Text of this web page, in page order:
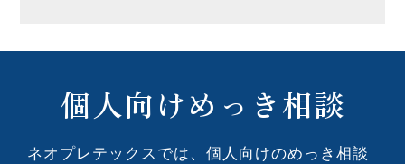
個人向けめっき相談
ネオプレテックスでは、個人向けのめっき相談